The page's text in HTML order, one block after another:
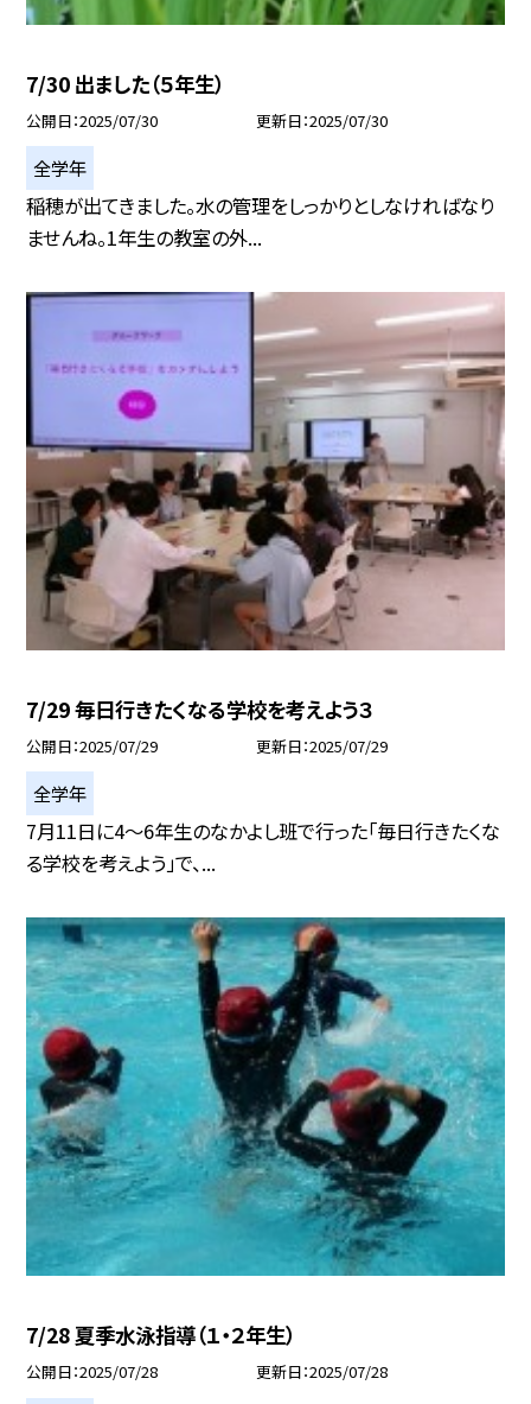
7/30 出ました（５年生）
公開日 2025/07/30 更新日 2025/07/30
全学年
稲穂が出てきました。水の管理をしっかりとしなければなり
ませんね。1年生の教室の外...
7/29 毎日行きたくなる学校を考えよう３
公開日 2025/07/29 更新日 2025/07/29
全学年
7月11日に4～6年生のなかよし班で行った「毎日行きたくな
る学校を考えよう」で、...
7/28 夏季水泳指導（１・２年生）
公開日 2025/07/28 更新日 2025/07/28